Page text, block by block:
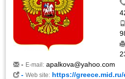
- E-mail: apalkova@yahoo.com
-Web site: https://greece.mid.ru/